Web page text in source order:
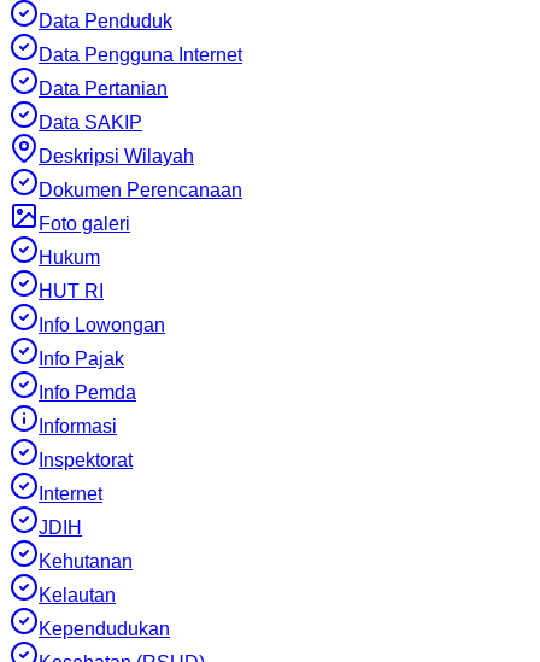
Data Penduduk
Data Pengguna Internet
Data Pertanian
Data SAKIP
Deskripsi Wilayah
Dokumen Perencanaan
Foto galeri
Hukum
HUT RI
Info Lowongan
Info Pajak
Info Pemda
Informasi
Inspektorat
Internet
JDIH
Kehutanan
Kelautan
Kependudukan